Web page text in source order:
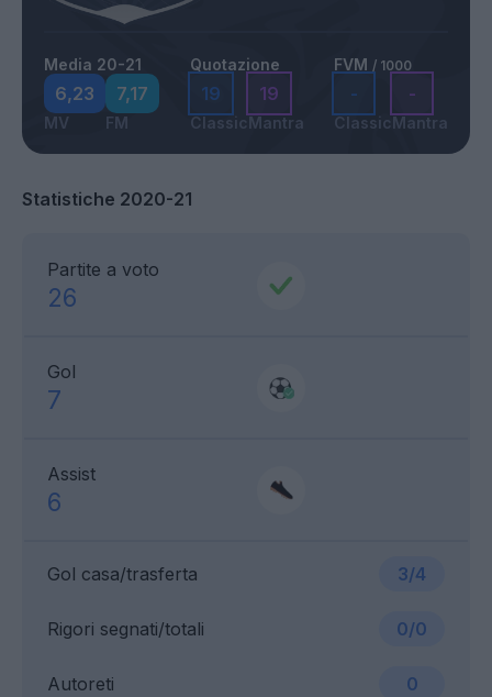
Media 20-21
6,23
MV
7,17
FM
Quotazione
19
Classic
19
Mantra
FVM / 1000
-
Classic
-
Mantra
Statistiche 2020-21
Partite a voto
26
Gol
7
Assist
6
Gol casa/trasferta 3/4
Rigori segnati/totali 0/0
Autoreti 0